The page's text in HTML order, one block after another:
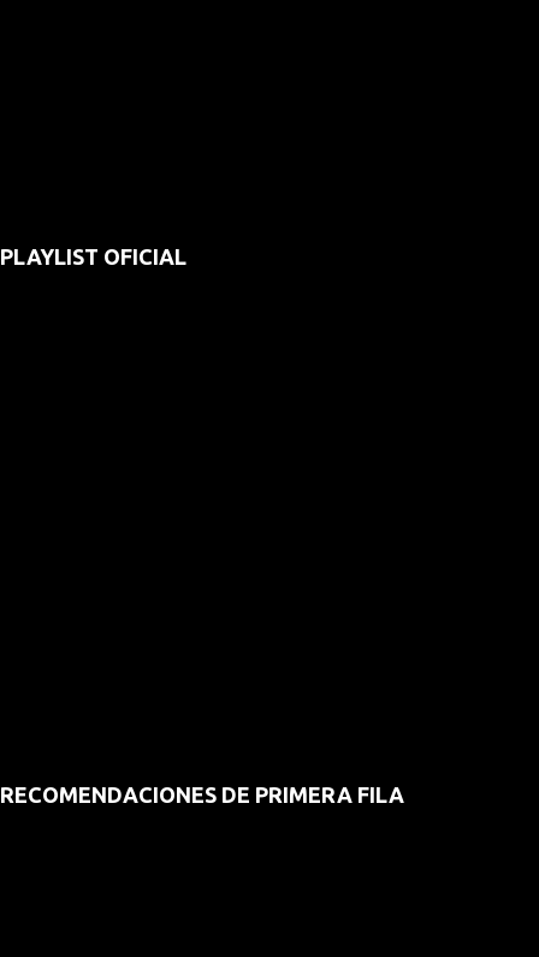
PLAYLIST OFICIAL
RECOMENDACIONES DE PRIMERA FILA